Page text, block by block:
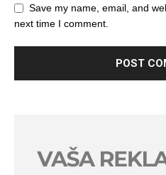
Save my name, email, and
next time I comment.